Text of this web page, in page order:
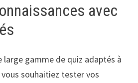
avec
large gamme de quiz adaptés à
souhaitiez tester vos